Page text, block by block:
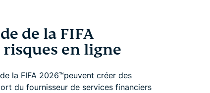
de la FIFA
en ligne
la FIFA 2026™️peuvent créer des
du fournisseur de services financiers